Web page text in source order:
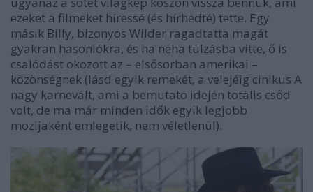
ezeket a filmeket híressé (és hírhedté) tette. Egy
másik Billy, bizonyos Wilder ragadtatta magát
gyakran hasonlókra, és ha néha túlzásba vitte, ő is
csalódást okozott az – elsősorban amerikai –
közönségnek (lásd egyik remekét, a velejéig cinikus A
nagy karnevált, ami a bemutató idején totális csőd
volt, de ma már minden idők egyik legjobb
mozijaként emlegetik, nem véletlenül).